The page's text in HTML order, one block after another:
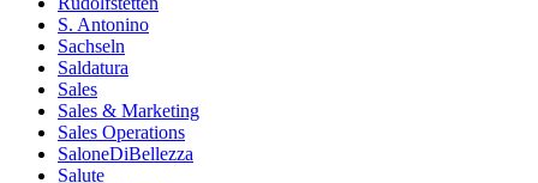
S. Antonino
Sachseln
Saldatura
Sales
Sales & Marketing
Sales Operations
SaloneDiBellezza
Salute